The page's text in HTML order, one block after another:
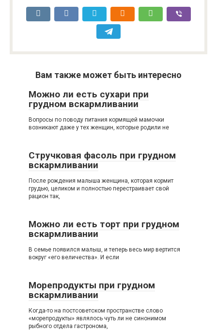
Вам также может быть интересно
Можно ли есть сухари при
грудном вскармливании
Вопросы по поводу питания кормящей мамочки
возникают даже у тех женщин, которые родили не
Стручковая фасоль при грудном
вскармливании
После рождения малыша женщина, которая кормит
грудью, целиком и полностью перестраивает свой
рацион так,
Можно ли есть торт при грудном
вскармливании
В семье появился малыш, и теперь весь мир вертится
вокруг «его величества». И если
Морепродукты при грудном
вскармливании
Когда-то на постсоветском пространстве слово
«морепродукты» являлось чуть ли не синонимом
рыбного отдела гастронома,